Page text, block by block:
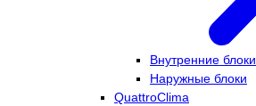
Внутренние блоки
Наружные блоки
QuattroClima